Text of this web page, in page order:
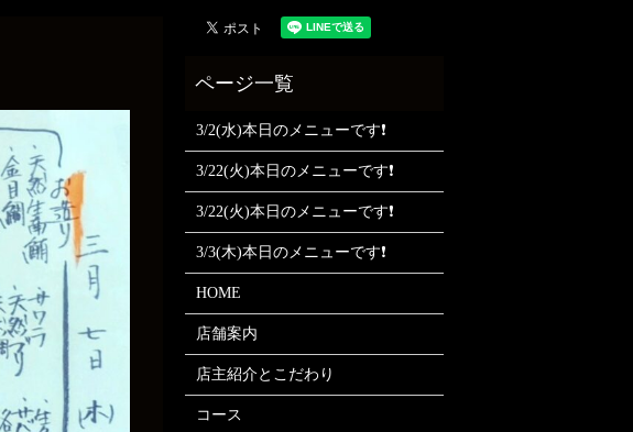
3/2(水)本日のメニューです❗
3/22(火)本日のメニューです❗
3/22(火)本日のメニューです❗
3/3(木)本日のメニューです❗
HOME
店舗案内
店主紹介とこだわり
コース